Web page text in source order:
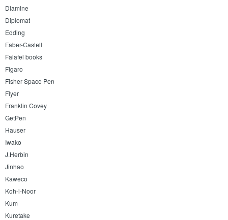
Diamine
Diplomat
Edding
Faber-Castell
Falafel books
Figaro
Fisher Space Pen
Flyer
Franklin Covey
GetPen
Hauser
Iwako
J.Herbin
Jinhao
Kaweco
Koh-i-Noor
Kum
Kuretake